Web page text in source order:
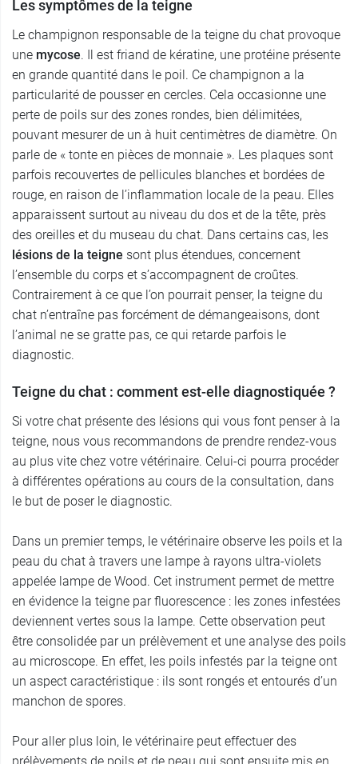
Les symptômes de la teigne
Le champignon responsable de la teigne du chat provoque
une mycose. Il est friand de kératine, une protéine présente
en grande quantité dans le poil. Ce champignon a la
particularité de pousser en cercles. Cela occasionne une
perte de poils sur des zones rondes, bien délimitées,
pouvant mesurer de un à huit centimètres de diamètre. On
parle de « tonte en pièces de monnaie ». Les plaques sont
parfois recouvertes de pellicules blanches et bordées de
rouge, en raison de l’inflammation locale de la peau. Elles
apparaissent surtout au niveau du dos et de la tête, près
des oreilles et du museau du chat. Dans certains cas, les
lésions de la teigne sont plus étendues, concernent
l’ensemble du corps et s’accompagnent de croûtes.
Contrairement à ce que l’on pourrait penser, la teigne du
chat n’entraîne pas forcément de démangeaisons, dont
l’animal ne se gratte pas, ce qui retarde parfois le
diagnostic.
Teigne du chat : comment est-elle diagnostiquée ?
Si votre chat présente des lésions qui vous font penser à la
teigne, nous vous recommandons de prendre rendez-vous
au plus vite chez votre vétérinaire. Celui-ci pourra procéder
à différentes opérations au cours de la consultation, dans
le but de poser le diagnostic.
Dans un premier temps, le vétérinaire observe les poils et la
peau du chat à travers une lampe à rayons ultra-violets
appelée lampe de Wood. Cet instrument permet de mettre
en évidence la teigne par fluorescence : les zones infestées
deviennent vertes sous la lampe. Cette observation peut
être consolidée par un prélèvement et une analyse des poils
au microscope. En effet, les poils infestés par la teigne ont
un aspect caractéristique : ils sont rongés et entourés d’un
manchon de spores.
Pour aller plus loin, le vétérinaire peut effectuer des